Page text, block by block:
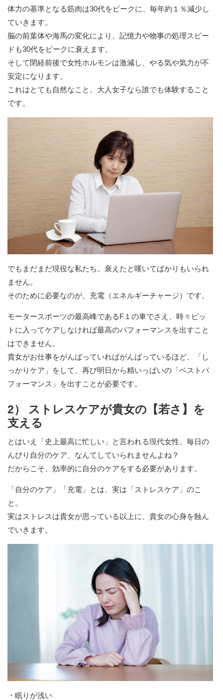
体力の基準となる筋肉は30代をピークに、毎年約１％減少し
ていきます。
脳の前葉体や海馬の変化により、記憶力や物事の処理スピー
ドも30代をピークに衰えます。
そして閉経前後で女性ホルモンは激減し、やる気や気力が不
安定になります。
これはとても自然なこと。大人女子なら誰でも体験すること
です。
でもまだまだ現役な私たち。衰えたと嘆いてばかりもいられ
ません。
そのために必要なのが、充電（エネルギーチャージ）です。
モータースポーツの最高峰であるF１の車でさえ、時々ピッ
トに入ってケアしなければ最高のパフォーマンスを出すこと
はできません。
貴女がお仕事をがんばっていればがんばっているほど、「し
っかりケア」をして、再び明日から精いっぱいの「ベストパ
フォーマンス」を出すことが必要です。
2） ストレスケアが貴女の【若さ】を
支える
とはいえ「史上最高に忙しい」と言われる現代女性。毎日の
んびり自分のケア、なんてしていられませんよね？
だからこそ、効率的に自分のケアをする必要があります。
「自分のケア」「充電」とは、実は「ストレスケア」のこ
と。
実はストレスは貴女が思っている以上に、貴女の心身を蝕ん
でいきます。
・眠りが浅い